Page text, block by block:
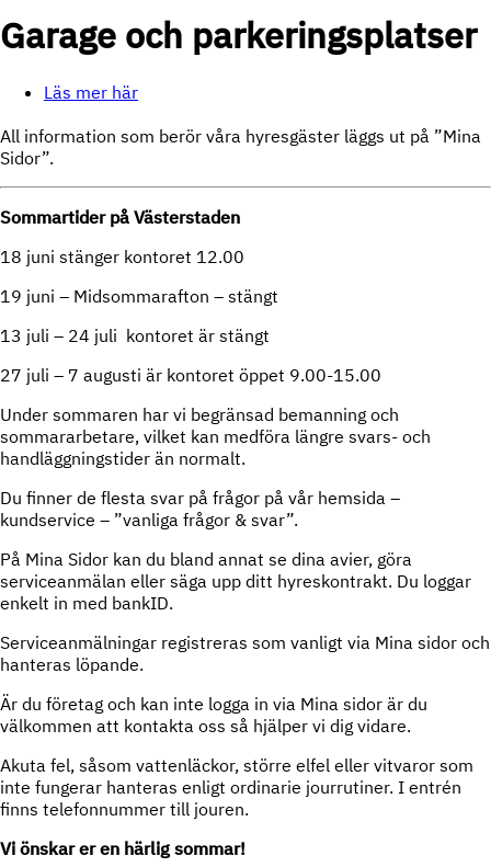
Garage och parkeringsplatser
Läs mer här
All information som berör våra hyresgäster läggs ut på ”Mina
Sidor”.
Sommartider på Västerstaden
18 juni stänger kontoret 12.00
19 juni – Midsommarafton – stängt
13 juli – 24 juli kontoret är stängt
27 juli – 7 augusti är kontoret öppet 9.00-15.00
Under sommaren har vi begränsad bemanning och
sommararbetare, vilket kan medföra längre svars- och
handläggningstider än normalt.
Du finner de flesta svar på frågor på vår hemsida –
kundservice – ”vanliga frågor & svar”.
På Mina Sidor kan du bland annat se dina avier, göra
serviceanmälan eller säga upp ditt hyreskontrakt. Du loggar
enkelt in med bankID.
Serviceanmälningar registreras som vanligt via Mina sidor och
hanteras löpande.
Är du företag och kan inte logga in via Mina sidor är du
välkommen att kontakta oss så hjälper vi dig vidare.
Akuta fel, såsom vattenläckor, större elfel eller vitvaror som
inte fungerar hanteras enligt ordinarie jourrutiner. I entrén
finns telefonnummer till jouren.
Vi önskar er en härlig sommar!